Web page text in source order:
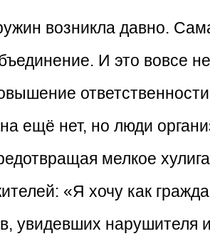
возникла давно.
И это вовсе
ещё нет, но люди
мелкое
«Я хочу как
увидевших нарушителя